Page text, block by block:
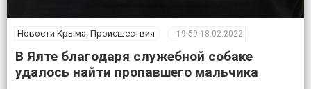
Новости Крыма, Происшествия 19:59 18.02.2022
В Ялте благодаря служебной собаке
удалось найти пропавшего мальчика